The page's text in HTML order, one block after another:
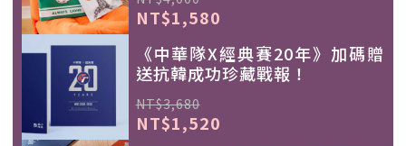
NT$1,580
《中華隊X經典賽20年》加碼贈
送抗韓成功珍藏戰報！
NT$3,680
NT$1,520